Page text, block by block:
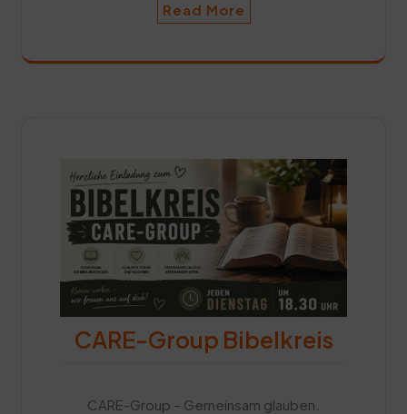
Read More
CARE-Group Bibelkreis
CARE-Group – Gemeinsam glauben.